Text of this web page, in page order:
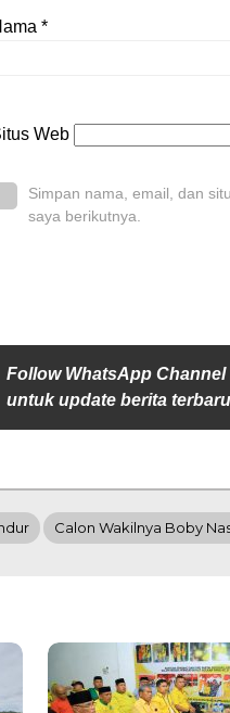
*
Web
Simpan nama, email, dan
saya berikutnya.
Follow WhatsApp
untuk update berita
Calon Wakilnya Boby